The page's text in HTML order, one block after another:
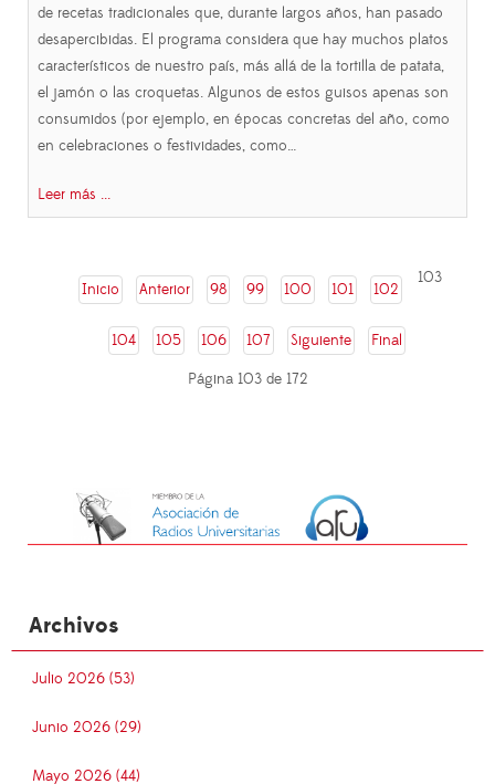
de recetas tradicionales que, durante largos años, han pasado
desapercibidas. El programa considera que hay muchos platos
característicos de nuestro país, más allá de la tortilla de patata,
el jamón o las croquetas. Algunos de estos guisos apenas son
consumidos (por ejemplo, en épocas concretas del año, como
en celebraciones o festividades, como…
Leer más ...
Inicio Anterior 98 99 100 101 102
103
104 105 106 107 Siguiente
Final
Página 103 de 172
Archivos
Julio 2026 (53)
Junio 2026 (29)
Mayo 2026 (44)